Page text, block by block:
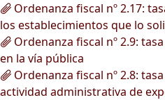
Ordenanza fiscal nº 2.17:
los establecimientos que lo
Ordenanza fiscal nº 2.9:
en la vía pública
Ordenanza fiscal nº 2.8:
actividad administrativa de